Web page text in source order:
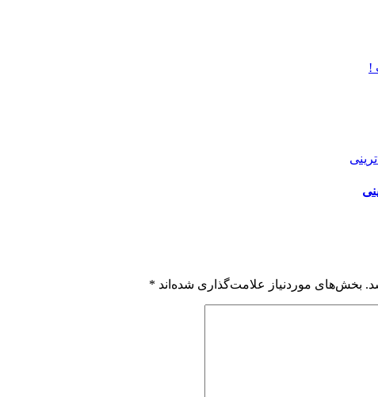
بخش‌های موردنیاز علامت‌گذاری شده‌اند *